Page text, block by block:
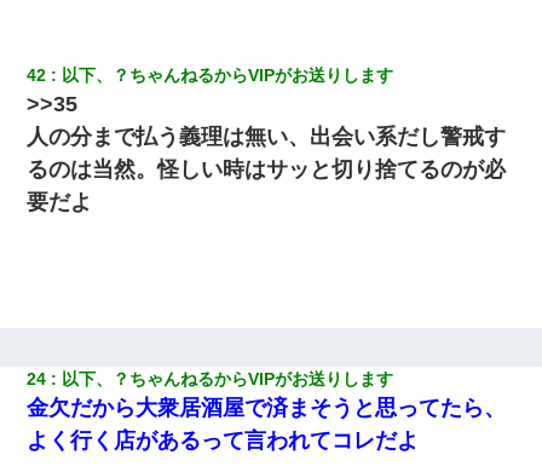
42 以下、？ちゃんねるからVIPがお送りします
>>35
人の分まで払う義理は無い、出会い系だし警戒す
るのは当然。怪しい時はサッと切り捨てるのが必
要だよ
24 以下、？ちゃんねるからVIPがお送りします
金欠だから大衆居酒屋で済まそうと思ってたら、
よく行く店があるって言われてコレだよ